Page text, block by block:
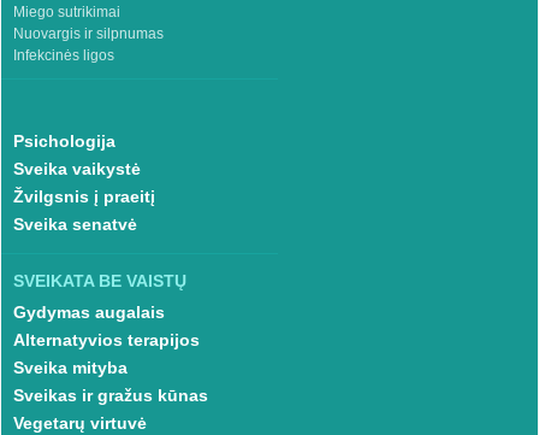
Miego sutrikimai
Nuovargis ir silpnumas
Infekcinės ligos
Psichologija
Sveika vaikystė
Žvilgsnis į praeitį
Sveika senatvė
SVEIKATA BE VAISTŲ
Gydymas augalais
Alternatyvios terapijos
Sveika mityba
Sveikas ir gražus kūnas
Vegetarų virtuvė